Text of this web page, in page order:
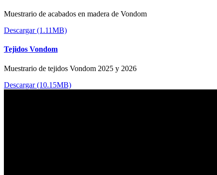
Muestrario de acabados en madera de Vondom
Descargar (1.11MB)
Tejidos Vondom
Muestrario de tejidos Vondom 2025 y 2026
Descargar (10.15MB)